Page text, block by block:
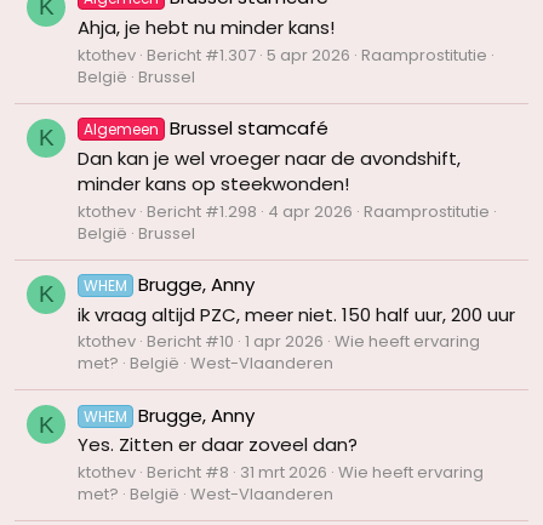
K
Ahja, je hebt nu minder kans!
ktothev Bericht #1.307 5 apr 2026 Raamprostitutie
België Brussel
K Algemeen
Brussel stamcafé
Dan kan je wel vroeger naar de avondshift,
minder kans op steekwonden!
ktothev Bericht #1.298 4 apr 2026 Raamprostitutie
België Brussel
K WHEM
Brugge, Anny
ik vraag altijd PZC, meer niet. 150 half uur, 200 uur
ktothev Bericht #10 1 apr 2026 Wie heeft ervaring
met? België West-Vlaanderen
K WHEM
Brugge, Anny
Yes. Zitten er daar zoveel dan?
ktothev Bericht #8 31 mrt 2026 Wie heeft ervaring
met? België West-Vlaanderen